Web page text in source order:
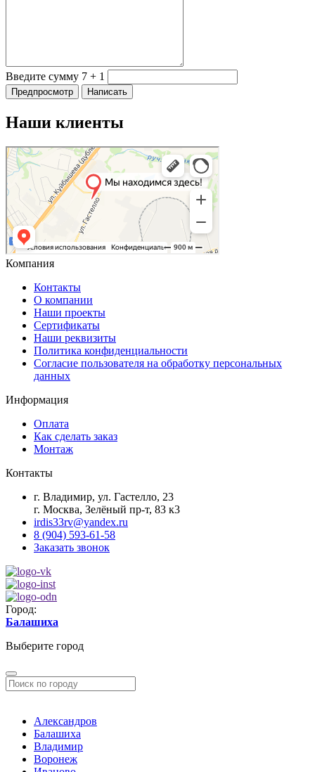
Введите сумму 7 + 1
Наши клиенты
Компания
Контакты
О компании
Наши проекты
Сертификаты
Наши реквизиты
Политика конфиденциальности
Согласие пользователя на обработку персональных
данных
Информация
Оплата
Как сделать заказ
Монтаж
Контакты
г. Владимир, ул. Гастелло, 23
г. Москва, Зелёный пр-т, 83 к3
irdis33rv@yandex.ru
8 (904) 593-61-58
Заказать звонок
Город:
Балашиха
Выберите город
Александров
Балашиха
Владимир
Воронеж